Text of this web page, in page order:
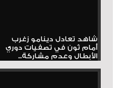
شاهد تعادل دينامو زغرب
أمام ثون في تصفيات دوري
الأبطال وعدم مشاركة...